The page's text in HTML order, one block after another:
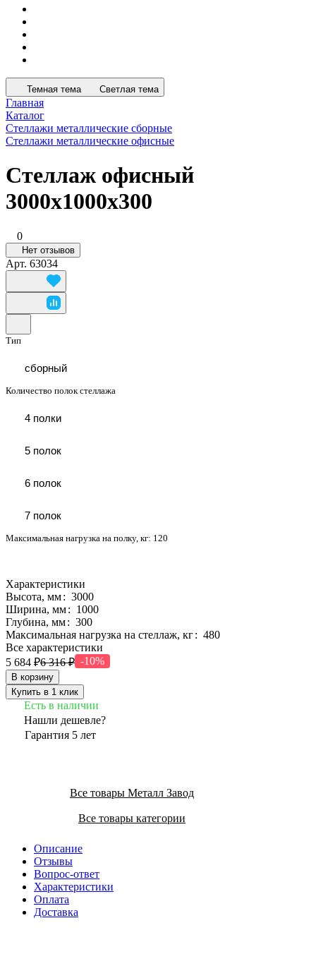
Темная тема Светлая тема
Главная
Каталог
Стеллажи металлические сборные
Стеллажи металлические офисные
Стеллаж офисный
3000х1000х300
0
Нет отзывов
Арт. 63034
Тип
сборный
Количество полок стеллажа
4 полки
5 полок
6 полок
7 полок
Максимальная нагрузка на полку, кг: 120
Характеристики
Высота, мм: 3000
Ширина, мм: 1000
Глубина, мм: 300
Максимальная нагрузка на стеллаж, кг: 480
Все характеристики
5 684 ₽6 316 ₽ -10%
В корзину
Купить в 1 клик
Есть в наличии
Нашли дешевле?
Гарантия 5 лет
Все товары Металл Завод
Все товары категории
Описание
Отзывы
Вопрос-ответ
Характеристики
Оплата
Доставка